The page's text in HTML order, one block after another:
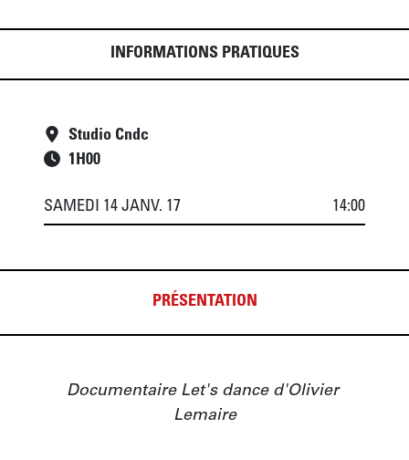
INFORMATIONS PRATIQUES
Studio Cndc
1H00
SAMEDI 14 JANV. 17 14:00
PRÉSENTATION
Documentaire Let's dance d'Olivier
Lemaire